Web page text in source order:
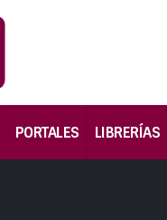
PORTALES LIBRERÍAS